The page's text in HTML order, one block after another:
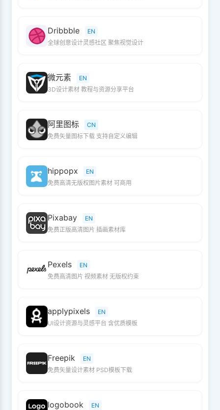
Dribbble
EN
全球创意设计灵感社区 聚焦视觉设计
微元素
EN
3D设计素材 教程与资源分享平台
阿里图标
CN
免费矢量图标下载 支持自定义编辑
hippopx
EN
免费高清无版权图片素材 可商用
Pixabay
EN
免费正版高清图片 插画素材库
Pexels
EN
免费高清图片 视频素材 无版权约束
applypixels
EN
UI设计资源与灵感平台 含优质模板
Freepik
EN
免费矢量设计素材 PSD模板下载
logobook EN